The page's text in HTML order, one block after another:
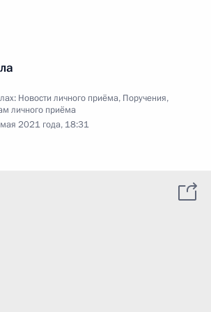
Новости личного приёма, Поручения,
личного приёма
2021 года, 18:31